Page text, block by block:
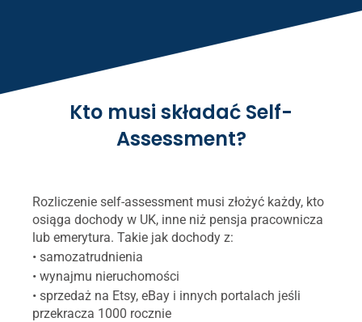
Kto musi składać Self-
Assessment?
Rozliczenie self-assessment musi złożyć każdy, kto
osiąga dochody w UK, inne niż pensja pracownicza
lub emerytura. Takie jak dochody z:
• samozatrudnienia
• wynajmu nieruchomości
• sprzedaż na Etsy, eBay i innych portalach jeśli
przekracza 1000 rocznie